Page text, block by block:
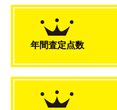
年間査定点数